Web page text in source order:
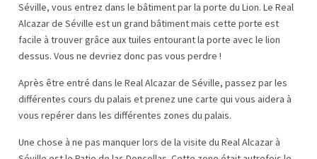
Séville, vous entrez dans le bâtiment par la porte du Lion. Le Real
Alcazar de Séville est un grand bâtiment mais cette porte est
facile à trouver grâce aux tuiles entourant la porte avec le lion
dessus. Vous ne devriez donc pas vous perdre !
Après être entré dans le Real Alcazar de Séville, passez par les
différentes cours du palais et prenez une carte qui vous aidera à
vous repérer dans les différentes zones du palais.
Une chose à ne pas manquer lors de la visite du Real Alcazar à